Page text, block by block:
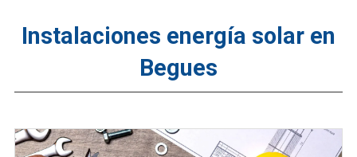
Instalaciones energía solar en
Begues